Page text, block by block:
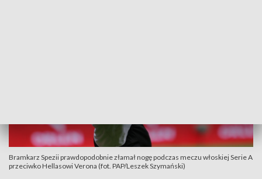
Bramkarz Spezii prawdopodobnie złamał nogę podczas meczu włoskiej Serie A
przeciwko Hellasowi Verona (fot. PAP/Leszek Szymański)